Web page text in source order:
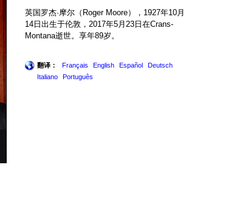
英国罗杰·摩尔（Roger Moore），1927年10月
14日出生于伦敦，2017年5月23日在Crans-
Montana逝世。享年89岁。
翻译： Français English Español
Deutsch
Italiano
Português